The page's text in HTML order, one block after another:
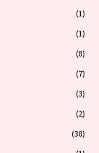
(1)
(1)
(8)
(7)
(3)
(2)
(38)